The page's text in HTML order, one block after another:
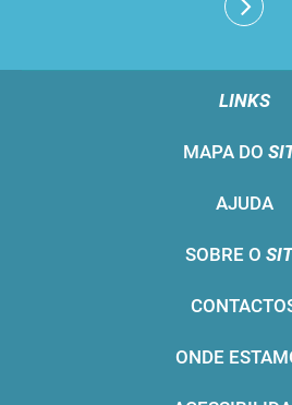
LINKS
MAPA DO
AJUDA
SOBRE O
ONDE